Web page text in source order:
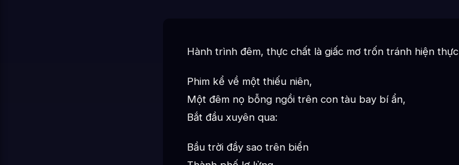
Hành trình đêm, thực chất là giấc mơ trốn tránh hiện thực
Phim kể về một thiếu niên,
Một đêm nọ bỗng ngồi trên con tàu bay bí ẩn,
Bắt đầu xuyên qua:
Bầu trời đầy sao trên biển